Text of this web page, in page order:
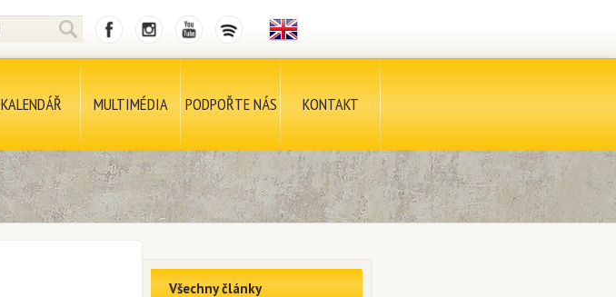
KALENDÁŘ MULTIMÉDIA PODPOŘTE NÁS KONTAKT
Všechny články